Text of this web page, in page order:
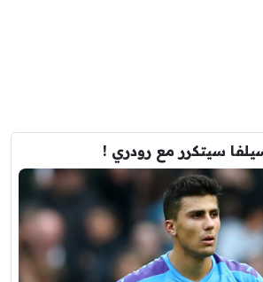
سيتكرر مع رودري !